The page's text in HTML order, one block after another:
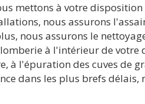
mettons à votre
nous assurons
nous assurons le
à l'intérieur de votre
à l'épuration des cuves de
dans les plus brefs